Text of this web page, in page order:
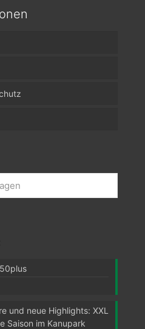
und neue Highlights: XXL
Saison im Kanupark